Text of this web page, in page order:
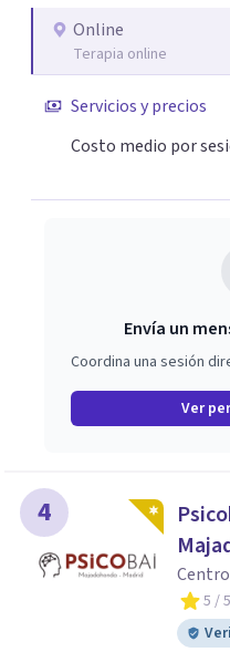
emocional. Desde que me gradué en Psicología en 2002,
siempre he estado en
Máster en Terapia
Psicodrama,
ofrecerte un espacio de
relaciones. Estoy aquí
Online
Terapia online
Servicios y precios
Costo medio por
Envía un
Coordina una sesión
Ver
4
5 / 5